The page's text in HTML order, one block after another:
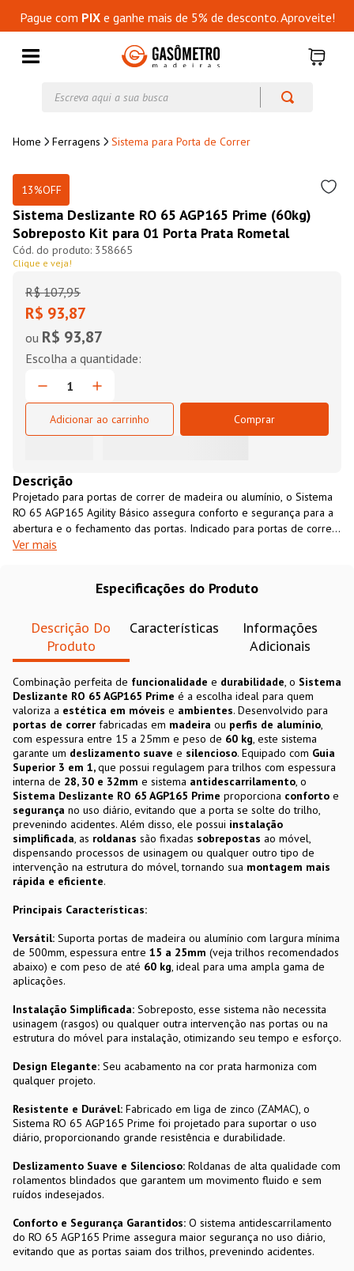
Pague com PIXe ganhe mais de 5% de desconto. Aproveite!
Ferragens Sistema para Porta de Correr
13%OFF
Sistema Deslizante RO 65 AGP165 Prime (60kg)
Sobreposto Kit para 01 Porta Prata Rometal
358665
Clique e veja!
R$ 107,95
R$ 93,87
ou R$ 93,87
Adicionar ao carrinho Comprar
Descrição
Projetado para portas de correr de madeira ou alumínio, o Sistema
RO 65 AGP165 Agility Básico assegura conforto e segurança para a
abertura e o fechamento das portas. Indicado para portas de correr
com espessura entre 15 a 25mm e peso de até 60kg, o Sistema RO
Ver mais
Especificações do Produto
Descrição Do
Produto
Características
Informações
Adicionais
Combinação perfeita de funcionalidade e durabilidade, o Sistema
Deslizante RO 65 AGP165 Prime é a escolha ideal para quem
valoriza a estética em móveis e ambientes. Desenvolvido para
portas de correr fabricadas em madeira ou perfis de alumínio,
com espessura entre 15 a 25mm e peso de 60 kg, este sistema
garante um deslizamento suave e silencioso. Equipado com Guia
Superior 3 em 1,que possui regulagem para trilhos com espessura
interna de 28, 30 e 32mm e sistema antidescarrilamento, o
Sistema Deslizante RO 65 AGP165 Prime proporciona conforto e
segurança no uso diário, evitando que a porta se solte do trilho,
prevenindo acidentes. Além disso, ele possui instalação
simplificada, as roldanas são fixadas sobrepostas ao móvel,
dispensando processos de usinagem ou qualquer outro tipo de
intervenção na estrutura do móvel, tornando sua montagem mais
rápida e eficiente.
Principais Características:
Versátil: Suporta portas de madeira ou alumínio com largura mínima
de 500mm, espessura entre 15 a 25mm (veja trilhos recomendados
abaixo) e com peso de até 60 kg, ideal para uma ampla gama de
aplicações.
Instalação Simplificada: Sobreposto, esse sistema não necessita
usinagem (rasgos) ou qualquer outra intervenção nas portas ou na
estrutura do móvel para instalação, otimizando seu tempo e esforço.
Design Elegante: Seu acabamento na cor prata harmoniza com
qualquer projeto.
Resistente e Durável: Fabricado em liga de zinco (ZAMAC), o
Sistema RO 65 AGP165 Prime foi projetado para suportar o uso
diário, proporcionando grande resistência e durabilidade.
Deslizamento Suave e Silencioso: Roldanas de alta qualidade com
rolamentos blindados que garantem um movimento fluido e sem
ruídos indesejados.
Conforto e Segurança Garantidos: O sistema antidescarrilamento
do RO 65 AGP165 Prime assegura maior segurança no uso diário,
evitando que as portas saiam dos trilhos, prevenindo acidentes.